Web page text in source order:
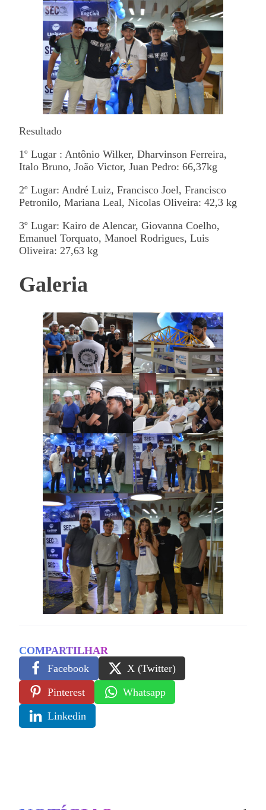
Resultado
1º Lugar : Antônio Wilker, Dharvinson Ferreira,
Italo Bruno, João Victor, Juan Pedro: 66,37kg
2º Lugar: André Luiz, Francisco Joel, Francisco
Petronilo, Mariana Leal, Nicolas Oliveira: 42,3 kg
3º Lugar: Kairo de Alencar, Giovanna Coelho,
Emanuel Torquato, Manoel Rodrigues, Luis
Oliveira: 27,63 kg
Galeria
COMPARTILHAR
Facebook
X (Twitter)
Pinterest
Whatsapp
Linkedin